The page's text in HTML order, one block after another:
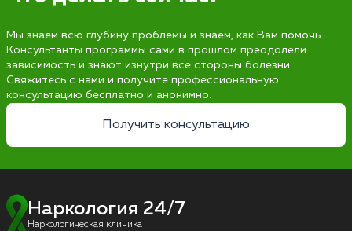
Мы знаем всю глубину проблемы и знаем, как Вам помочь.
Консультанты программы сами в прошлом преодолели
зависимость и знают изнутри все стороны болезни.
Свяжитесь с нами и получите профессиональную
консультацию бесплатно и анонимно.
Получить консультацию
Наркология 24/7
Наркологическая клиника